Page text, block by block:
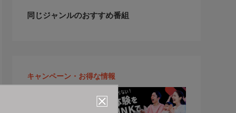
同じジャンルのおすすめ番組
キャンペーン・お得な情報